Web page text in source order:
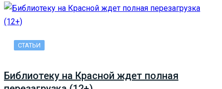
СТАТЬИ
Библиотеку на Красной ждет полная